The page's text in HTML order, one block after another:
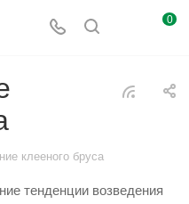
0
клееного бруса
тенденции возведения